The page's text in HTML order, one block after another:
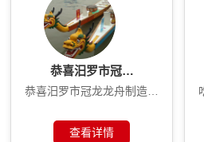
恭喜汨罗市冠…
恭喜汨罗市冠龙龙舟制造…
查看详情